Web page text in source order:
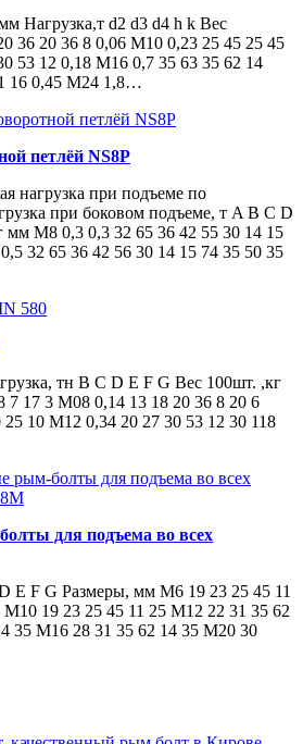
Нагрузка,т d2 d3 d4 h k Вес
36 20 36 8 0,06 M10 0,23 25 45 25 45
53 12 0,18 M16 0,7 35 63 35 62 14
16 0,45 M24 1,8…
петлёй NS8P
нагрузка при подъеме по
при боковом подъеме, т A B C D
мм М8 0,3 0,3 32 65 36 42 55 30 14 15
32 65 36 42 56 30 14 15 74 35 50 35
тн B C D E F G Вес 100шт. ,кг
17 3 M08 0,14 13 18 20 36 8 20 6
10 M12 0,34 20 27 30 53 12 30 118
для подъема во всех
E F G Размеры, мм M6 19 23 25 45 11
19 23 25 45 11 25 M12 22 31 35 62
35 M16 28 31 35 62 14 35 M20 30